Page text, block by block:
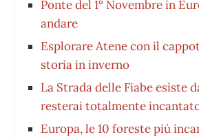
Ponte del 1° Novembre in
andare
Esplorare Atene con il
storia in inverno
La Strada delle Fiabe esiste
resterai totalmente
Europa, le 10 foreste più